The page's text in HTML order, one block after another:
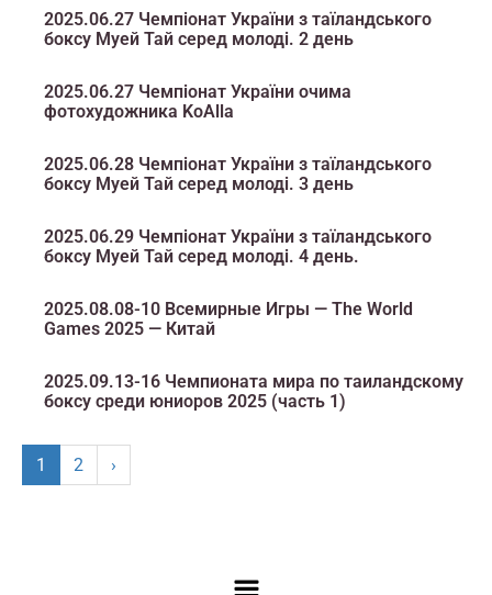
2025.06.27 Чемпіонат України з таїландського
боксу Муей Тай серед молоді. 2 день
2025.06.27 Чемпіонат України очима
фотохудожника KoAlla
2025.06.28 Чемпіонат України з таїландського
боксу Муей Тай серед молоді. 3 день
2025.06.29 Чемпіонат України з таїландського
боксу Муей Тай серед молоді. 4 день.
2025.08.08-10 Всемирные Игры — The World
Games 2025 — Китай
2025.09.13-16 Чемпионата мира по таиландскому
боксу среди юниоров 2025 (часть 1)
1 2 ›
Меню